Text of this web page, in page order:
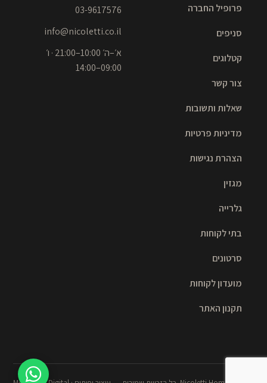
פרופיל החברה
סניפים
קטלוגים
צור קשר
שאלות ותשובות
מדיניות פרטיות
הצהרת נגישות
מגזין
גלרייה
בתי לקוחות
סרטונים
מועדון לקוחות
תקנון האתר
03-9617576
info@nicoletti.co.il
א׳–ה׳ 10:00–21:00 · ו׳
09:00–14:00